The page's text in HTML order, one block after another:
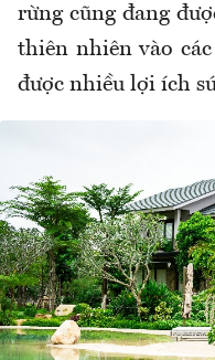
rừng cũng đang đư
thiên nhiên vào
được nhiều lợi ích s